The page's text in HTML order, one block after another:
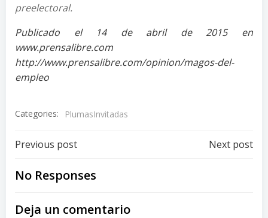
preelectoral.
Publicado el 14 de abril de 2015 en
www.prensalibre.com
http://www.prensalibre.com/opinion/magos-del-
empleo
Categories: PlumasInvitadas
Post
navigation
Previous post Next post
No Responses
Deja un comentario